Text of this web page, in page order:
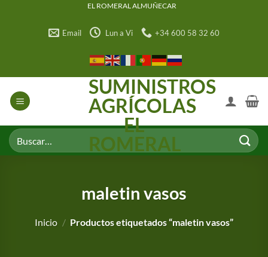
EL ROMERAL ALMUÑECAR
Email Lun a Vi +34 600 58 32 60
SUMINISTROS
AGRÍCOLAS
EL
ROMERAL
Buscar
por:
maletin vasos
Inicio / Productos etiquetados “maletin vasos”